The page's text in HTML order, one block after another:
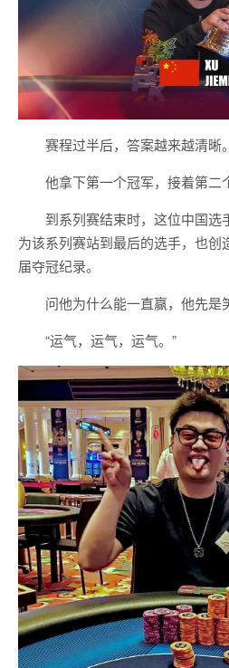
赛程过半后，答案越来越清晰。
他拿下第一个冠军，接着第
到系列赛结束时，这位中国
为该系列赛站到最后的选手，也创
届夺冠纪录。
问他为什么能一直赢，他先是
“运气，运气，运气。”